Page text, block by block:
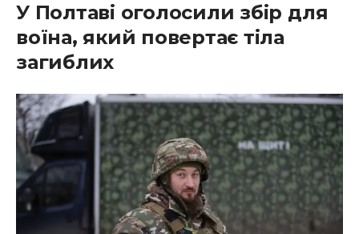
У Полтаві оголосили збір для
воїна, який повертає тіла
загиблих